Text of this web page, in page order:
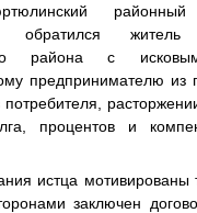
районный
обратился
района с
предпринимателю из
процентов и
истца
заключен